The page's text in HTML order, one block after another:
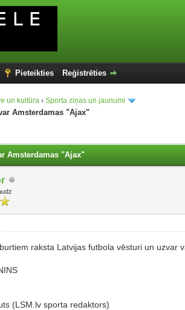
Pieteikties Reģistrēties
un kultūra ›Sporta ziņas un jaunumi
Amsterdamas "Ajax"
Amsterdamas "Ajax"
raksta Latvijas futbola vēsturi un uzvar
(LSM.lv sporta redaktors)